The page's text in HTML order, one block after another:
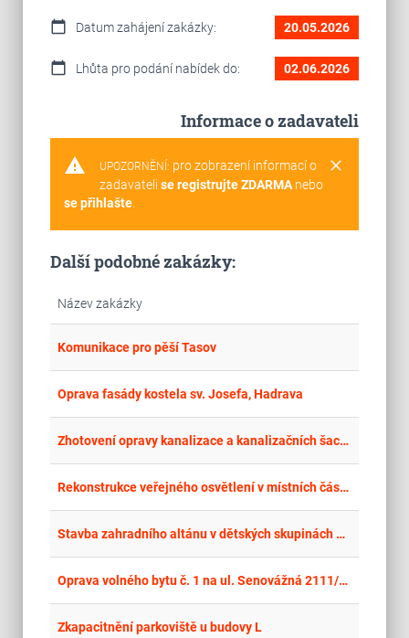
calendar_today Datum zahájení zakázky: 20.05.2026
calendar_today Lhůta pro podání nabídek do: 02.06.2026
Informace o zadavateli
warning clear
UPOZORNĚNÍ: pro zobrazení informací o
zadavateli se registrujte ZDARMAnebo
se přihlašte.
Další podobné zakázky:
Název zakázky
Komunikace pro pěší Tasov
Oprava fasády kostela sv. Josefa, Hadrava
Zhotovení opravy kanalizace a kanalizačních šachtic u budovy D
Rekonstrukce veřejného osvětlení v místních částech Mostkov, Bedřichov, Třemešek, Václavov
Stavba zahradního altánu v dětských skupinách Jakutská 1162/4, Praha 10 - Vršovice
Oprava volného bytu č. 1 na ul. Senovážná 2111/9 v Moravské Ostravě a Přívoze
Zkapacitnění parkoviště u budovy L